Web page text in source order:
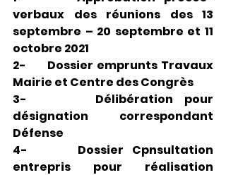
verbaux des réunions des 13
septembre – 20 septembre et 11
octobre 2021
2-      Dossier emprunts Travaux
Mairie et Centre des Congrès
3-      Délibération pour
désignation correspondant
Défense
4-      Dossier Cpnsultation
entrepris pour réalisation